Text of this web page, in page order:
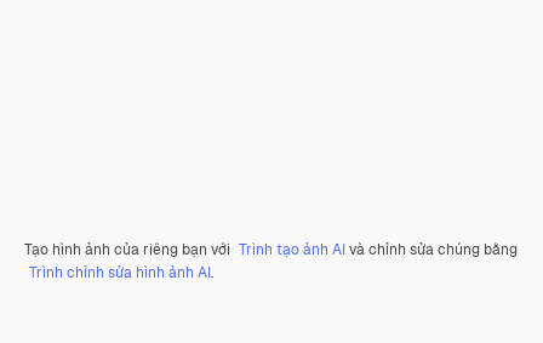
Tạo hình ảnh của riêng bạn với Trình tạo ảnh AIvà chỉnh sửa chúng bằng
Trình chỉnh sửa hình ảnh AI.